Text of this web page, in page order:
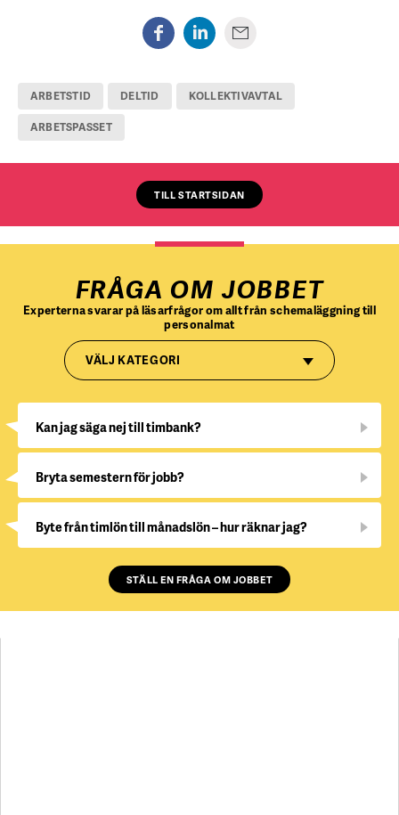
ARBETSTID DELTID KOLLEKTIVAVTAL
ARBETSPASSET
TILL STARTSIDAN
FRÅGA OM JOBBET
Experterna svarar på läsarfrågor om allt från schemaläggning till
personalmat
VÄLJ KATEGORI
Kan jag säga nej till timbank?
Bryta semestern för jobb?
Byte från timlön till månadslön – hur räknar jag?
STÄLL EN FRÅGA OM JOBBET